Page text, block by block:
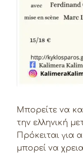
Μπορείτε να
την ελληνική
Πρόκειται για
μπορεί να